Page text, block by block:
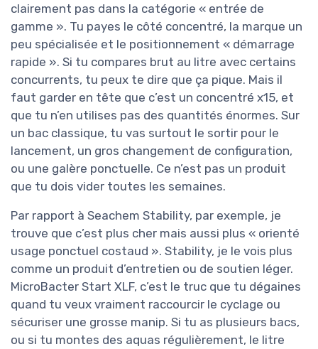
clairement pas dans la catégorie « entrée de
gamme ». Tu payes le côté concentré, la marque un
peu spécialisée et le positionnement « démarrage
rapide ». Si tu compares brut au litre avec certains
concurrents, tu peux te dire que ça pique. Mais il
faut garder en tête que c’est un concentré x15, et
que tu n’en utilises pas des quantités énormes. Sur
un bac classique, tu vas surtout le sortir pour le
lancement, un gros changement de configuration,
ou une galère ponctuelle. Ce n’est pas un produit
que tu dois vider toutes les semaines.
Par rapport à Seachem Stability, par exemple, je
trouve que c’est plus cher mais aussi plus « orienté
usage ponctuel costaud ». Stability, je le vois plus
comme un produit d’entretien ou de soutien léger.
MicroBacter Start XLF, c’est le truc que tu dégaines
quand tu veux vraiment raccourcir le cyclage ou
sécuriser une grosse manip. Si tu as plusieurs bacs,
ou si tu montes des aquas régulièrement, le litre